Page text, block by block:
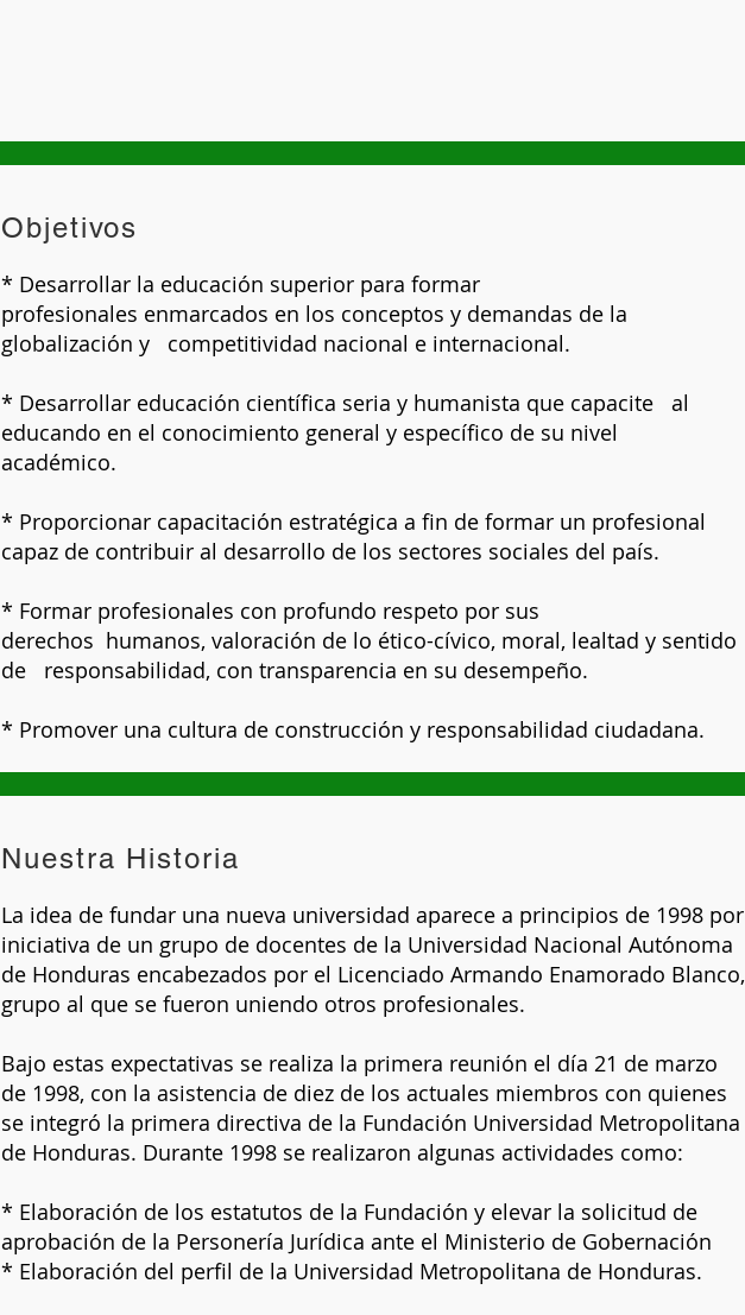
Objetivos
* Desarrollar la educación superior para formar
profesionales enmarcados en los conceptos y demandas de la
globalización y competitividad nacional e internacional.
* Desarrollar educación científica seria y humanista que capacite al
educando en el conocimiento general y específico de su nivel
académico.
* Proporcionar capacitación estratégica a fin de formar un profesional
capaz de contribuir al desarrollo de los sectores sociales del país.
​* Formar profesionales con profundo respeto por sus
derechos humanos, valoración de lo ético-cívico, moral, lealtad y sentido
de responsabilidad, con transparencia en su desempeño.
* Promover una cultura de construcción y responsabilidad ciudadana.
Nuestra Historia
La idea de fundar una nueva universidad aparece a principios de 1998 por
iniciativa de un grupo de docentes de la Universidad Nacional Autónoma
de Honduras encabezados por el Licenciado Armando Enamorado Blanco,
grupo al que se fueron uniendo otros profesionales.
Bajo estas expectativas se realiza la primera reunión el día 21 de marzo
de 1998, con la asistencia de diez de los actuales miembros con quienes
se integró la primera directiva de la Fundación Universidad Metropolitana
de Honduras. Durante 1998 se realizaron algunas actividades como:
* Elaboración de los estatutos de la Fundación y elevar la solicitud de
aprobación de la Personería Jurídica ante el Ministerio de Gobernación
* Elaboración del perfil de la Universidad Metropolitana de Honduras.